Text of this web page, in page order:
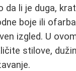
da li je duga,
boje ili
izgled. U
stilove,